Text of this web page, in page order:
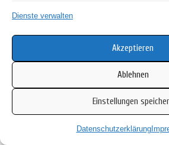
Dienste verwalten
Akzeptieren
Ablehnen
Einstellungen
Datenschutzerklärung
Dear Cousin Stories